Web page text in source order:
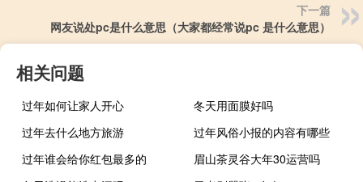
下一篇
网友说处pc是什么意思（大家都经常说pc 是什么意思）
相关问题
过年如何让家人开心
冬天用面膜好吗
过年去什么地方旅游
过年风俗小报的内容有哪些
过年谁会给你红包最多的
眉山茶灵谷大年30运营吗